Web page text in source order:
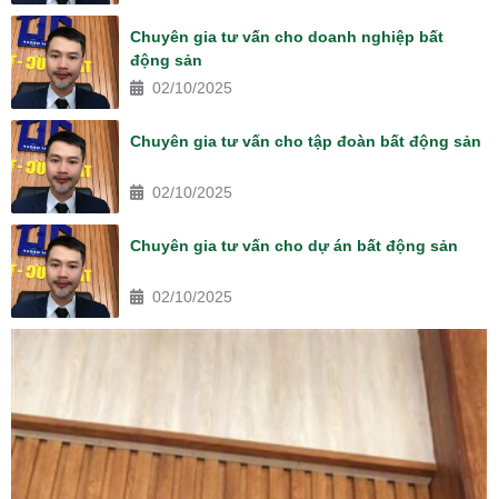
Chuyên gia tư vấn cho doanh nghiệp bất
động sản
02/10/2025
Chuyên gia tư vấn cho tập đoàn bất động sản
02/10/2025
Chuyên gia tư vấn cho dự án bất động sản
02/10/2025